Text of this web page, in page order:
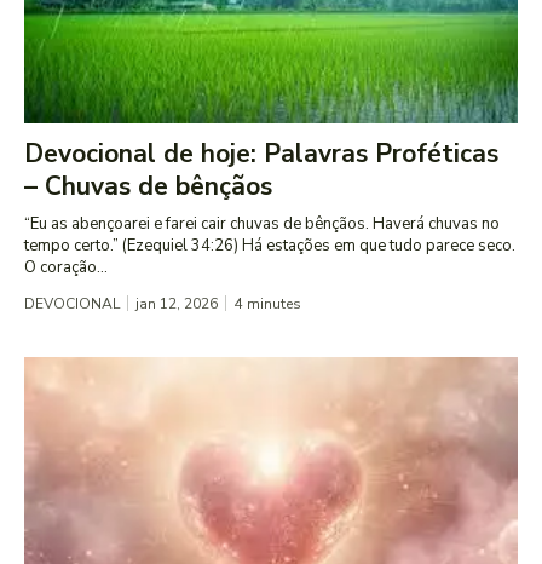
Devocional de hoje: Palavras Proféticas
– Chuvas de bênçãos
“Eu as abençoarei e farei cair chuvas de bênçãos. Haverá chuvas no
tempo certo.” (Ezequiel 34:26) Há estações em que tudo parece seco.
O coração...
DEVOCIONAL jan 12, 2026 4 minutes